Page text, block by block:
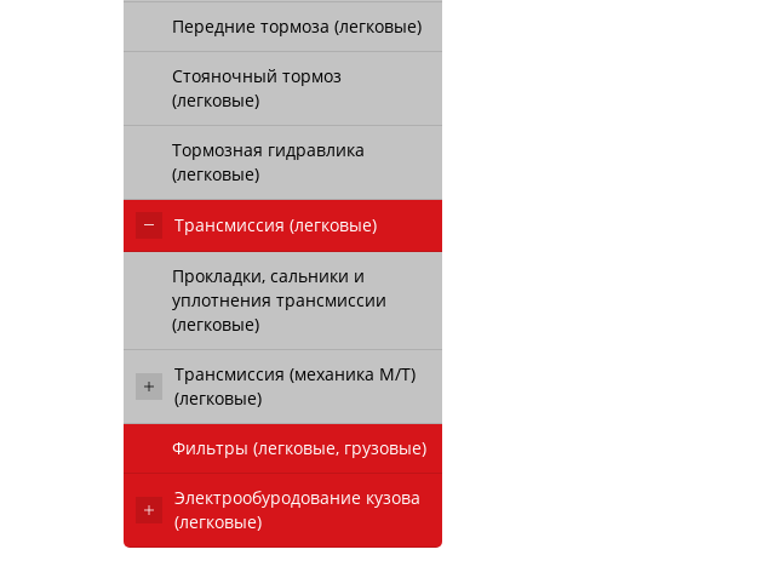
Передние тормоза (легковые)
Стояночный тормоз
(легковые)
Тормозная гидравлика
(легковые)
Трансмиссия (легковые)
Прокладки, сальники и
уплотнения трансмиссии
(легковые)
Трансмиссия (механика М/Т)
(легковые)
Фильтры (легковые, грузовые)
Электрообуродование кузова
(легковые)